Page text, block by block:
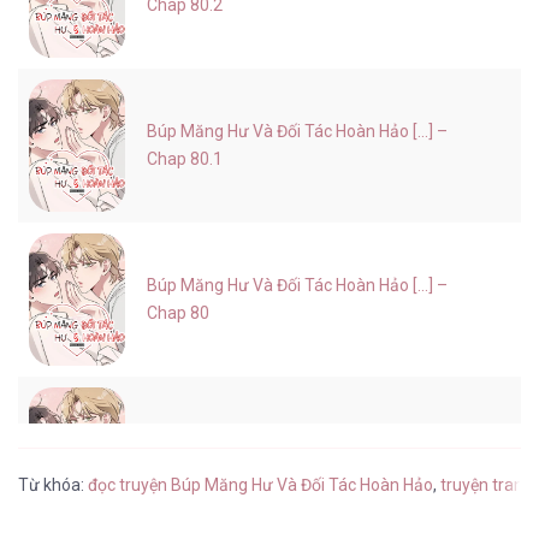
Chap 80.2
Búp Măng Hư Và Đối Tác Hoàn Hảo [...] –
Chap 80.1
Búp Măng Hư Và Đối Tác Hoàn Hảo [...] –
Chap 80
Từ khóa: đọc truyện Búp Măng Hư Và Đối Tác Hoàn Hảo, truyện tranh